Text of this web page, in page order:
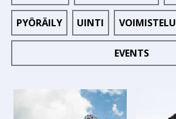
PYÖRÄILY UINTI VOIMISTELU
EVENTS